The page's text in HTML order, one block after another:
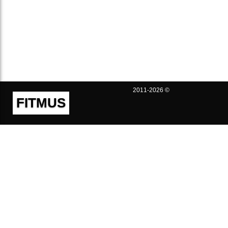
FITMUS
2011-2026 ©